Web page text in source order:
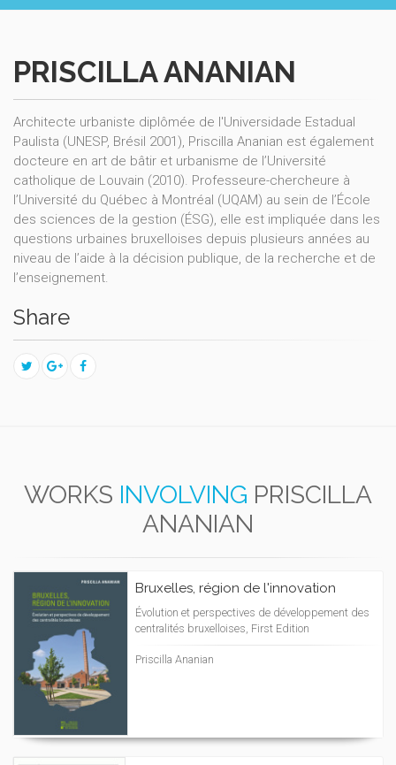
PRISCILLA ANANIAN
Architecte urbaniste diplômée de l'Universidade Estadual
Paulista (UNESP, Brésil 2001), Priscilla Ananian est également
docteure en art de bâtir et urbanisme de l’Université
catholique de Louvain (2010). Professeure-chercheure à
l’Université du Québec à Montréal (UQAM) au sein de l’École
des sciences de la gestion (ÉSG), elle est impliquée dans les
questions urbaines bruxelloises depuis plusieurs années au
niveau de l’aide à la décision publique, de la recherche et de
l’enseignement.
Share
WORKS INVOLVING PRISCILLA
ANANIAN
Bruxelles, région de l'innovation
Évolution et perspectives de développement des
centralités bruxelloises, First Edition
Priscilla Ananian